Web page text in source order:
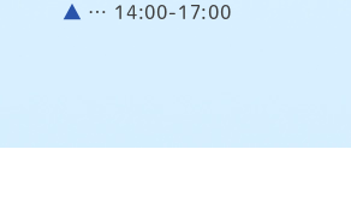
▲ … 14:00-17:00